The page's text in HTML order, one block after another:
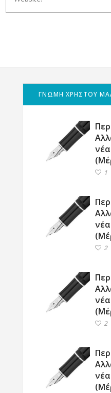
ΓΝΩΜΗ ΧΡΗΣΤΟΥ
1
2
2